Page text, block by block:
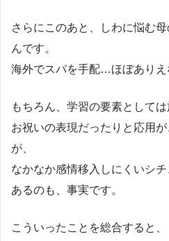
さらにこのあと、しわに悩む
んです。
海外でスパを手配…ほぼありえ
もちろん、学習の要素としては
お祝いの表現だったりと応用
が、
なかなか感情移入しにくいシ
あるのも、事実です。
こういったことを総合すると、